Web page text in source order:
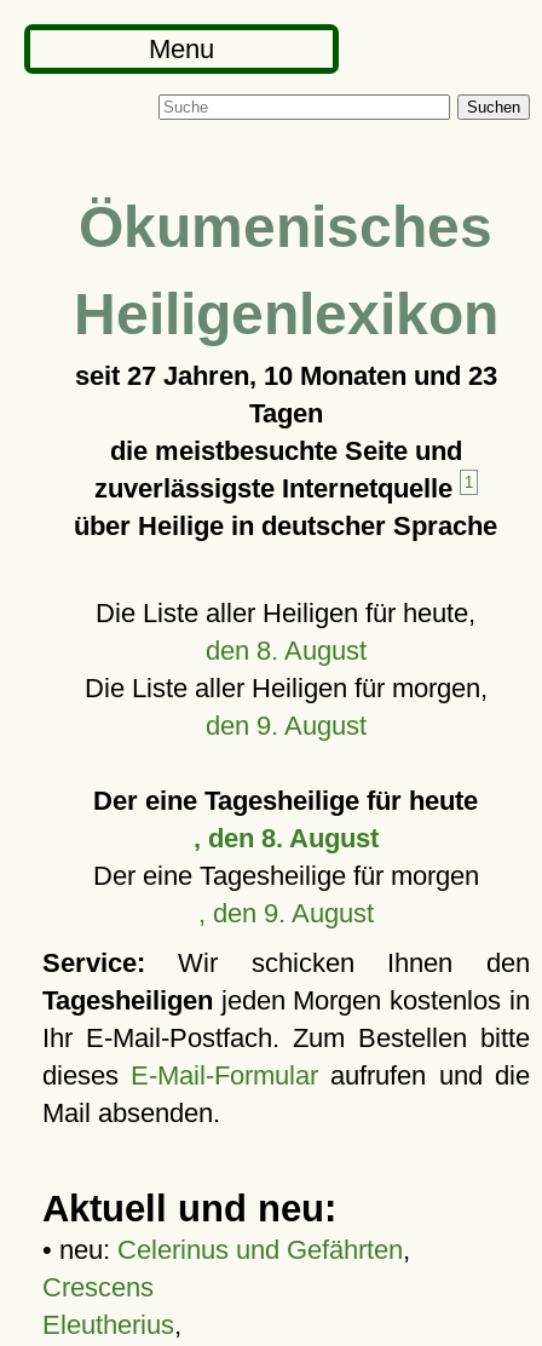
Menu
Suchen
Ökumenisches
Heiligenlexikon
seit 27 Jahren, 10 Monaten und 23
Tagen
die meistbesuchte Seite und
zuverlässigste Internetquelle
1
über Heilige in deutscher Sprache
Die Liste aller Heiligen für heute,
den 8. August
Die Liste aller Heiligen für morgen,
den 9. August
Der eine Tagesheilige für heute
, den 8. August
Der eine Tagesheilige für morgen
, den 9. August
Service: Wir schicken Ihnen den
Tagesheiligen jeden Morgen kostenlos in
Ihr E-Mail-Postfach. Zum Bestellen bitte
dieses E-Mail-Formular aufrufen und die
Mail absenden.
Aktuell und neu:
• neu: Celerinus und Gefährten,
Crescens
Eleutherius,